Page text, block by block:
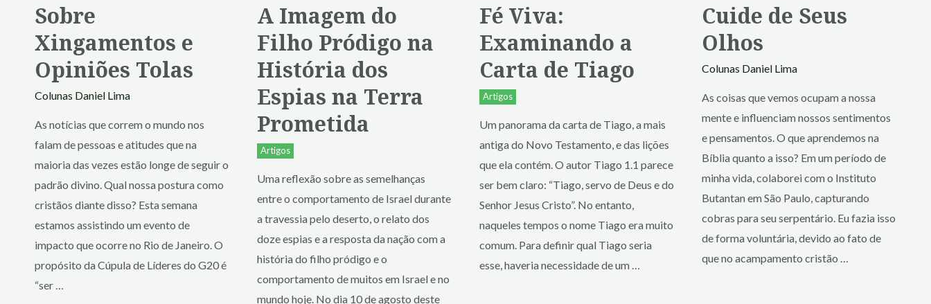
Sobre
Xingamentos e
Opiniões Tolas
Colunas Daniel Lima
As notícias que correm o mundo nos
falam de pessoas e atitudes que na
maioria das vezes estão longe de seguir o
padrão divino. Qual nossa postura como
cristãos diante disso? Esta semana
estamos assistindo um evento de
impacto que ocorre no Rio de Janeiro. O
propósito da Cúpula de Líderes do G20 é
“ser …
A Imagem do
Filho Pródigo na
História dos
Espias na Terra
Prometida
Artigos
Uma reflexão sobre as semelhanças
entre o comportamento de Israel durante
a travessia pelo deserto, o relato dos
doze espias e a resposta da nação com a
história do filho pródigo e o
comportamento de muitos em Israel e no
mundo hoje. No dia 10 de agosto deste
Fé Viva:
Examinando a
Carta de Tiago
Artigos
Um panorama da carta de Tiago, a mais
antiga do Novo Testamento, e das lições
que ela contém. O autor Tiago 1.1 parece
ser bem claro: “Tiago, servo de Deus e do
Senhor Jesus Cristo”. No entanto,
naqueles tempos o nome Tiago era muito
comum. Para definir qual Tiago seria
esse, haveria necessidade de um …
Cuide de Seus
Olhos
Colunas Daniel Lima
As coisas que vemos ocupam a nossa
mente e influenciam nossos sentimentos
e pensamentos. O que aprendemos na
Bíblia quanto a isso? Em um período de
minha vida, colaborei com o Instituto
Butantan em São Paulo, capturando
cobras para seu serpentário. Eu fazia isso
de forma voluntária, devido ao fato de
que no acampamento cristão …